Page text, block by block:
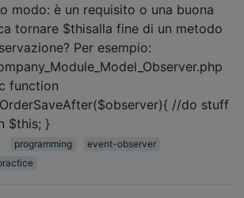
modo: è un requisito o una buona
tornare $thisalla fine di un metodo
Per esempio:
function
//do stuff
$this; }
programming
event-observer